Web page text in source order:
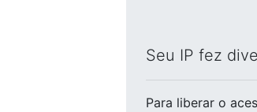
Seu IP fez
Para liberar o